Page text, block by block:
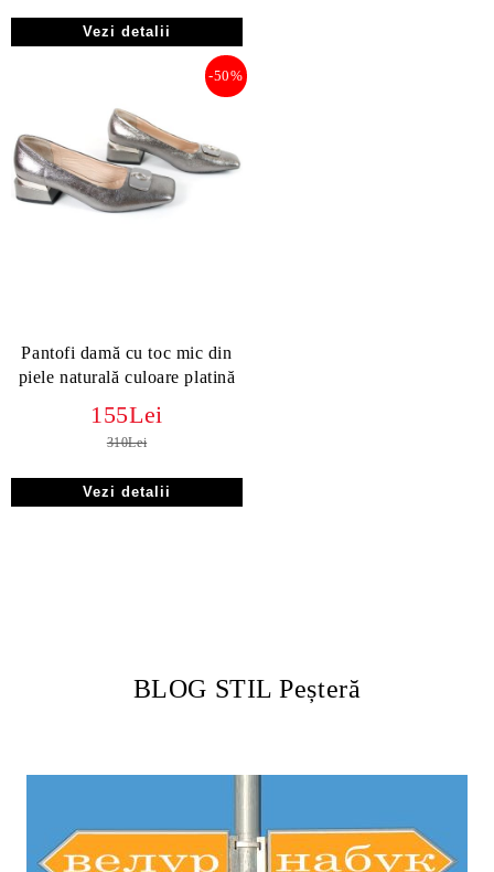
Vezi detalii
Pantofi damă cu toc mic din
piele naturală culoare platină
-50%
155Lei
310Lei
Vezi detalii
BLOG STIL Peșteră